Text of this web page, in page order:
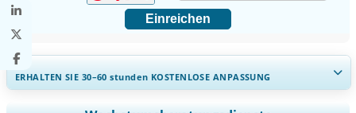
Einreichen
ERHALTEN SIE 30–60stunden KOSTENLOSE ANPASSUNG